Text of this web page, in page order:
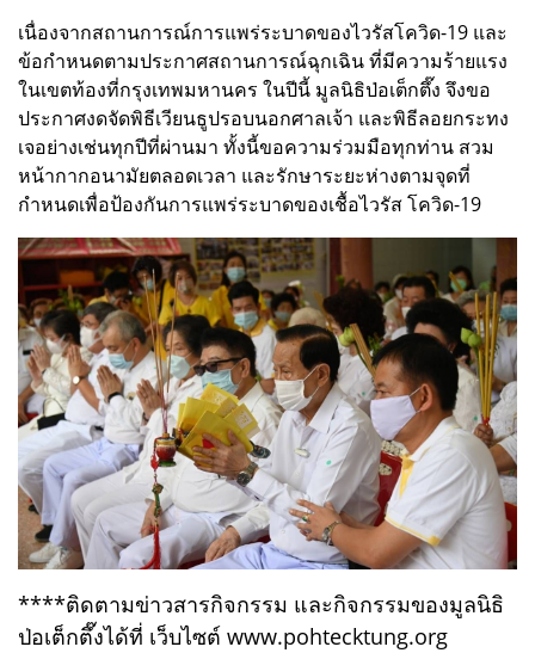
เนื่องจากสถานการณ์การแพร่ระบาดของไวรัสโควิด-19 และ
ข้อกำหนดตามประกาศสถานการณ์ฉุกเฉิน ที่มีความร้ายแรง
ในเขตท้องที่กรุงเทพมหานคร ในปีนี้ มูลนิธิป่อเต็กตึ๊ง จึงขอ
ประกาศงดจัดพิธีเวียนธูปรอบนอกศาลเจ้า และพิธีลอยกระทง
เจอย่างเช่นทุกปีที่ผ่านมา ทั้งนี้ขอความร่วมมือทุกท่าน สวม
หน้ากากอนามัยตลอดเวลา และรักษาระยะห่างตามจุดที่
กำหนดเพื่อป้องกันการแพร่ระบาดของเชื้อไวรัส โควิด-19
****ติดตามข่าวสารกิจกรรม และกิจกรรมของมูลนิธิ
ป่อเต็กตึ๊งได้ที่ เว็บไซต์ www.pohtecktung.org